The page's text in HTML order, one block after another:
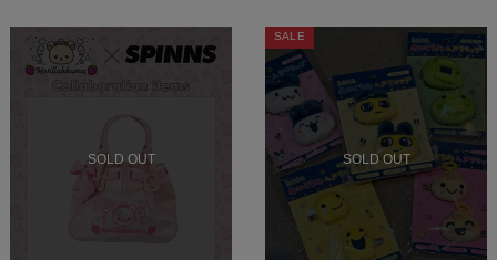
SOLD OUT SOLD OUT
SALE